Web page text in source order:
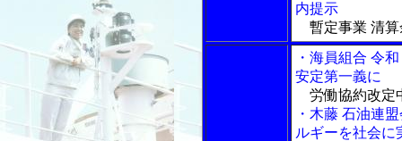
内提示
暫定事業 清算
・海員組合 令
安定第一義に
労働協約改定
・木藤 石油連
ルギーを社会に